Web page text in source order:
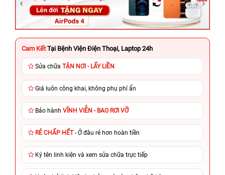
Cam Kết Tại Bệnh Viện Điện Thoại, Laptop 24h
Sửa chữa TẬN NƠI - LẤY LIỀN
Giá luôn công khai, không phụ phí ẩn
Bảo hành VĨNH VIỄN - BAO RƠI VỠ
RẺ CHẤP HẾT- Ở đâu rẻ hơn hoàn tiền
Ký tên linh kiện và xem sửa chữa trực tiếp